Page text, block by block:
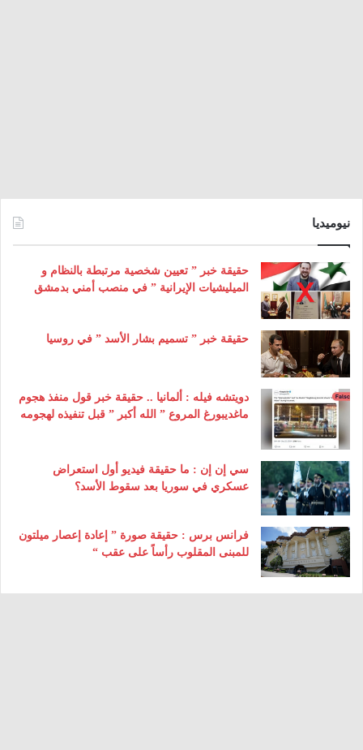
نيوميديا
حقيقة خبر ” تعيين شخصية مرتبطة بالنظام و
الميليشيات الإيرانية ” في منصب أمني بدمشق
حقيقة خبر ” تسميم بشار الأسد ” في روسيا
دويتشه فيله : ألمانيا .. حقيقة خبر قول منفذ هجوم
ماغديبورغ المروع ” الله أكبر ” قبل تنفيذه لهجومه
سي إن إن : ما حقيقة فيديو أول استعراض
عسكري في سوريا بعد سقوط الأسد؟
فرانس برس : حقيقة صورة ” إعادة إعصار ميلتون
للمبنى المقلوب رأساً على عقب “